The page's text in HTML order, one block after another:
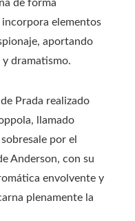
de forma
elementos
aportando
dramatismo.
de Prada realizado
llamado
por el
Anderson, con su
envolvente y
plenamente la